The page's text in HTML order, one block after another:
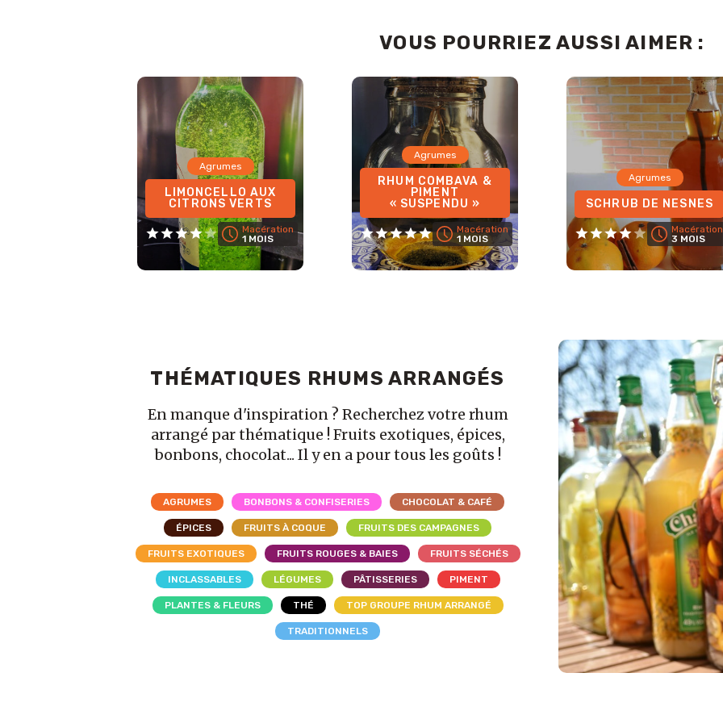
VOUS POURRIEZ AUSSI AIMER :
Agrumes
LIMONCELLO AUX
CITRONS VERTS
Macération
1 MOIS
Agrumes
RHUM COMBAVA &
PIMENT
« SUSPENDU »
Macération
1 MOIS
Agrumes
SCHRUB DE NESNES
Macération
3 MOIS
THÉMATIQUES RHUMS ARRANGÉS
En manque d'inspiration ? Recherchez votre rhum
arrangé par thématique ! Fruits exotiques, épices,
bonbons, chocolat... Il y en a pour tous les goûts !
AGRUMES BONBONS & CONFISERIES CHOCOLAT & CAFÉ
ÉPICES FRUITS À COQUE FRUITS DES CAMPAGNES
FRUITS EXOTIQUES FRUITS ROUGES & BAIES FRUITS SÉCHÉS
INCLASSABLES LÉGUMES PÂTISSERIES PIMENT
PLANTES & FLEURS THÉ TOP GROUPE RHUM ARRANGÉ
TRADITIONNELS